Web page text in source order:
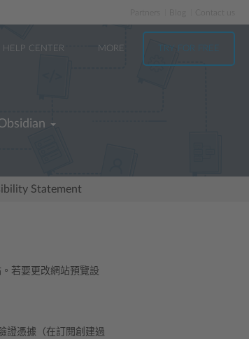
Partners
HELP CENTER MORE TRY FOR FREE
Statement
若要更改網站預覽設
證憑據（在訂閱創建過